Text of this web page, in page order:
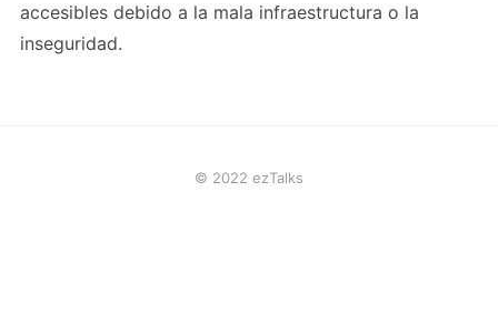
accesibles debido a la mala infraestructura o la
inseguridad.
© 2022 ezTalks